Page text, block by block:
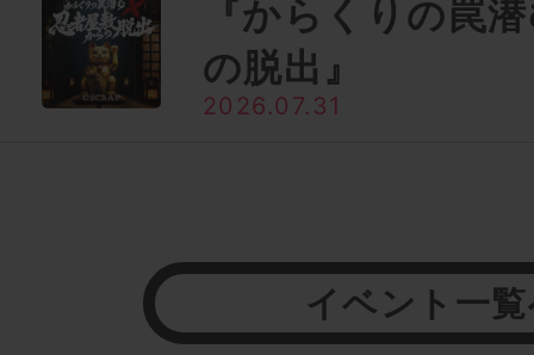
『からくりの罠
の脱出』
2026.07.31
イベント一